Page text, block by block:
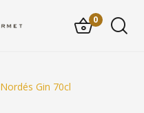
0
Nordés Gin 70cl